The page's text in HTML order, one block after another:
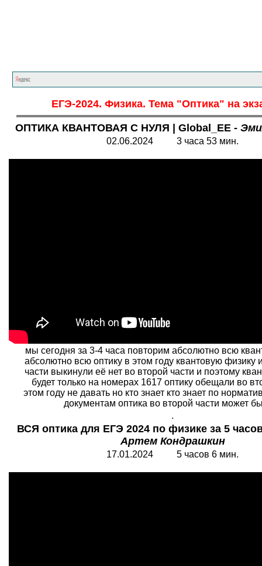
ЕГЭ-2024. Физика. Тема "Оптика" на
ОПТИКА КВАНТОВАЯ С НУЛЯ | Global_EE -
02.06.2024 3 часа 53 мин.
мы сегодня за 3-4 часа повторим абсолютно всю
абсолютно всю оптику в этом году квантовую физику
части выкинули её нет во второй части и поэтому
будет только на номерах 1617 оптику обещали во
этом году не давать но кто знает кто знает по
документам оптика во второй части может
.
ВСЯ оптика для ЕГЭ 2024 по физике за 5
Артем Кондрашкин
17.01.2024 5 часов 6 мин.